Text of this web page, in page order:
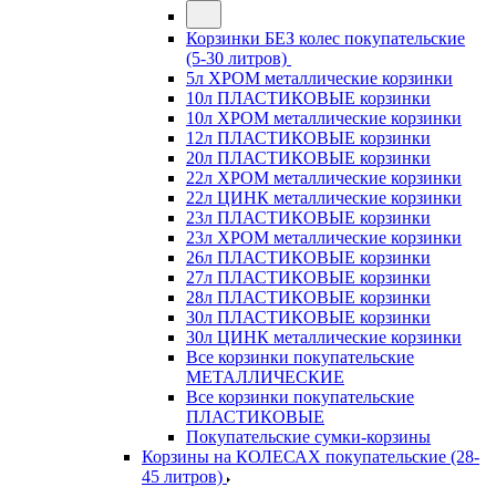
Корзинки БЕЗ колес покупательские
(5-30 литров)
5л ХРОМ металлические корзинки
10л ПЛАСТИКОВЫЕ корзинки
10л ХРОМ металлические корзинки
12л ПЛАСТИКОВЫЕ корзинки
20л ПЛАСТИКОВЫЕ корзинки
22л ХРОМ металлические корзинки
22л ЦИНК металлические корзинки
23л ПЛАСТИКОВЫЕ корзинки
23л ХРОМ металлические корзинки
26л ПЛАСТИКОВЫЕ корзинки
27л ПЛАСТИКОВЫЕ корзинки
28л ПЛАСТИКОВЫЕ корзинки
30л ПЛАСТИКОВЫЕ корзинки
30л ЦИНК металлические корзинки
Все корзинки покупательские
МЕТАЛЛИЧЕСКИЕ
Все корзинки покупательские
ПЛАСТИКОВЫЕ
Покупательские сумки-корзины
Корзины на КОЛЕСАХ покупательские (28-
45 литров)